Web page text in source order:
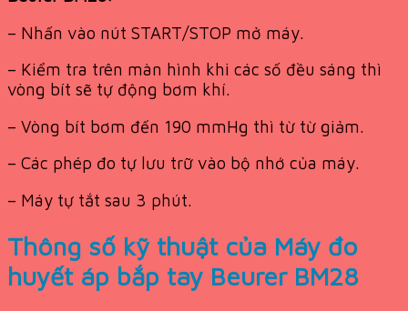
– Nhấn vào nút START/STOP mở máy.
– Kiểm tra trên màn hình khi các số đều sáng thì
vòng bít sẽ tự động bơm khí.
– Vòng bít bơm đến 190 mmHg thì từ từ giảm.
– Các phép đo tự lưu trữ vào bộ nhớ của máy.
– Máy tự tắt sau 3 phút.
Thông số kỹ thuật của Máy đo
huyết áp bắp tay Beurer BM28